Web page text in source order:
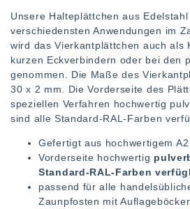
Unsere Halteplättchen aus
verschiedensten Anwendungen im
wird das Vierkantplättchen auch als
kurzen Eckverbindern oder bei den
genommen. Die Maße des
30 x 2 mm. Die Vorderseite des
speziellen Verfahren hochwertig
sind alle Standard-RAL-Farben
Gefertigt aus hochwertigem
Vorderseite hochwertig
Standard-RAL-Farben
passend für alle
Zaunpfosten mit